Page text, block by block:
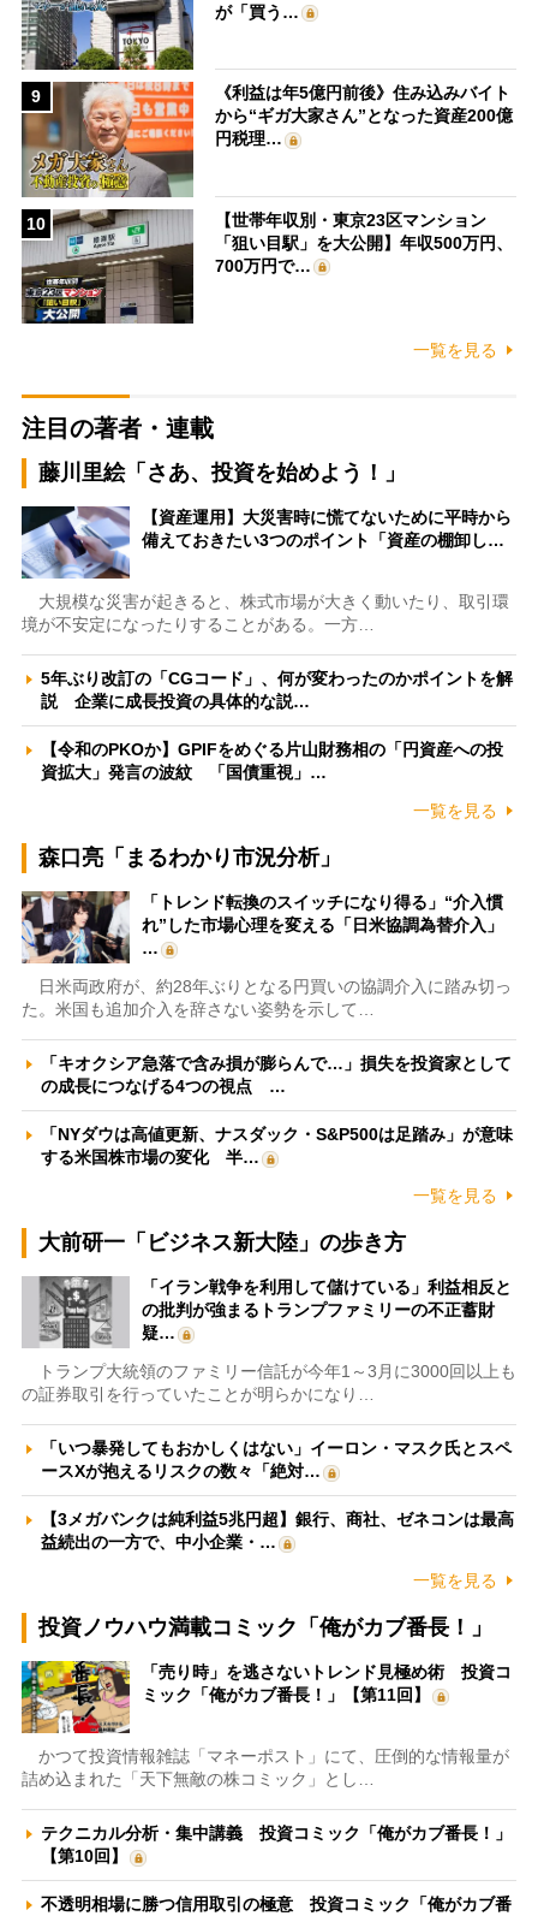
が「買う…
9
《利益は年5億円前後》住み込みバイト
から“ギガ大家さん”となった資産200億
円税理…
10
【世帯年収別・東京23区マンション
「狙い目駅」を大公開】年収500万円、
700万円で…
一覧を見る
注目の著者・連載
藤川里絵「さあ、投資を始めよう！」
【資産運用】大災害時に慌てないために平時から
備えておきたい3つのポイント「資産の棚卸し…
大規模な災害が起きると、株式市場が大きく動いたり、取引環
境が不安定になったりすることがある。一方…
5年ぶり改訂の「CGコード」、何が変わったのかポイントを解
説 企業に成長投資の具体的な説…
【令和のPKOか】GPIFをめぐる片山財務相の「円資産への投
資拡大」発言の波紋 「国債重視」…
一覧を見る
森口亮「まるわかり市況分析」
「トレンド転換のスイッチになり得る」“介入慣
れ”した市場心理を変える「日米協調為替介入」
…
日米両政府が、約28年ぶりとなる円買いの協調介入に踏み切っ
た。米国も追加介入を辞さない姿勢を示して…
「キオクシア急落で含み損が膨らんで…」損失を投資家として
の成長につなげる4つの視点 …
「NYダウは高値更新、ナスダック・S&P500は足踏み」が意味
する米国株市場の変化 半…
一覧を見る
大前研一「ビジネス新大陸」の歩き方
「イラン戦争を利用して儲けている」利益相反と
の批判が強まるトランプファミリーの不正蓄財
疑…
トランプ大統領のファミリー信託が今年1～3月に3000回以上も
の証券取引を行っていたことが明らかになり…
「いつ暴発してもおかしくはない」イーロン・マスク氏とスペ
ースXが抱えるリスクの数々「絶対…
【3メガバンクは純利益5兆円超】銀行、商社、ゼネコンは最高
益続出の一方で、中小企業・…
一覧を見る
投資ノウハウ満載コミック「俺がカブ番長！」
「売り時」を逃さないトレンド見極め術 投資コ
ミック「俺がカブ番長！」【第11回】
かつて投資情報雑誌「マネーポスト」にて、圧倒的な情報量が
詰め込まれた「天下無敵の株コミック」とし…
テクニカル分析・集中講義 投資コミック「俺がカブ番長！」
【第10回】
不透明相場に勝つ信用取引の極意 投資コミック「俺がカブ番